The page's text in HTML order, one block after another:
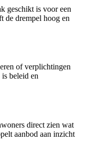
geschikt is voor een
de drempel hoog en
of verplichtingen
beleid en
direct zien wat
aanbod aan inzicht